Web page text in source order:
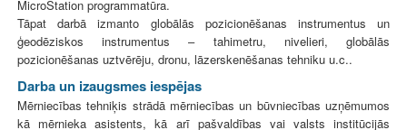
MicroStation programmatūra.
Tāpat darbā izmanto globālās pozicionēšanas instrumentus un
ģeodēziskos instrumentus – tahimetru, nivelieri, globālās
pozicionēšanas uztvērēju, dronu, lāzerskenēšanas tehniku u.c..
Darba un izaugsmes iespējas
Mērniecības tehniķis strādā mērniecības un būvniecības uzņēmumos
kā mērnieka asistents, kā arī pašvaldības vai valsts institūcijās